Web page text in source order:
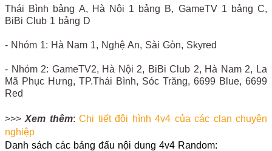
Thái Bình bảng A, Hà Nội 1 bảng B, GameTV 1 bảng C,
BiBi Club 1 bảng D
- Nhóm 1: Hà Nam 1, Nghệ An, Sài Gòn, Skyred
- Nhóm 2: GameTV2, Hà Nội 2, BiBi Club 2, Hà Nam 2, La
Mã Phục Hưng, TP.Thái Bình, Sóc Trăng, 6699 Blue, 6699
Red
>>>Xem thêm:Chi tiết đội hình 4v4 của các clan chuyên
nghiệp
Danh sách các bảng đấu nội dung 4v4 Random: